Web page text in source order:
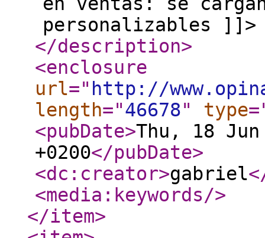
personalizables ]]>
</description>
<enclosure
url=" http://
length="46678" type
<pubDate>Thu, 18
+0200</pubDate>
<dc:creator>gabriel
<media:keywords/>
</item>